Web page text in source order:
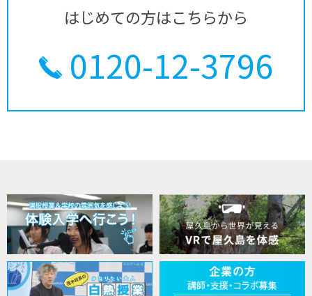
はじめての方はこちらから
0120-12-3796